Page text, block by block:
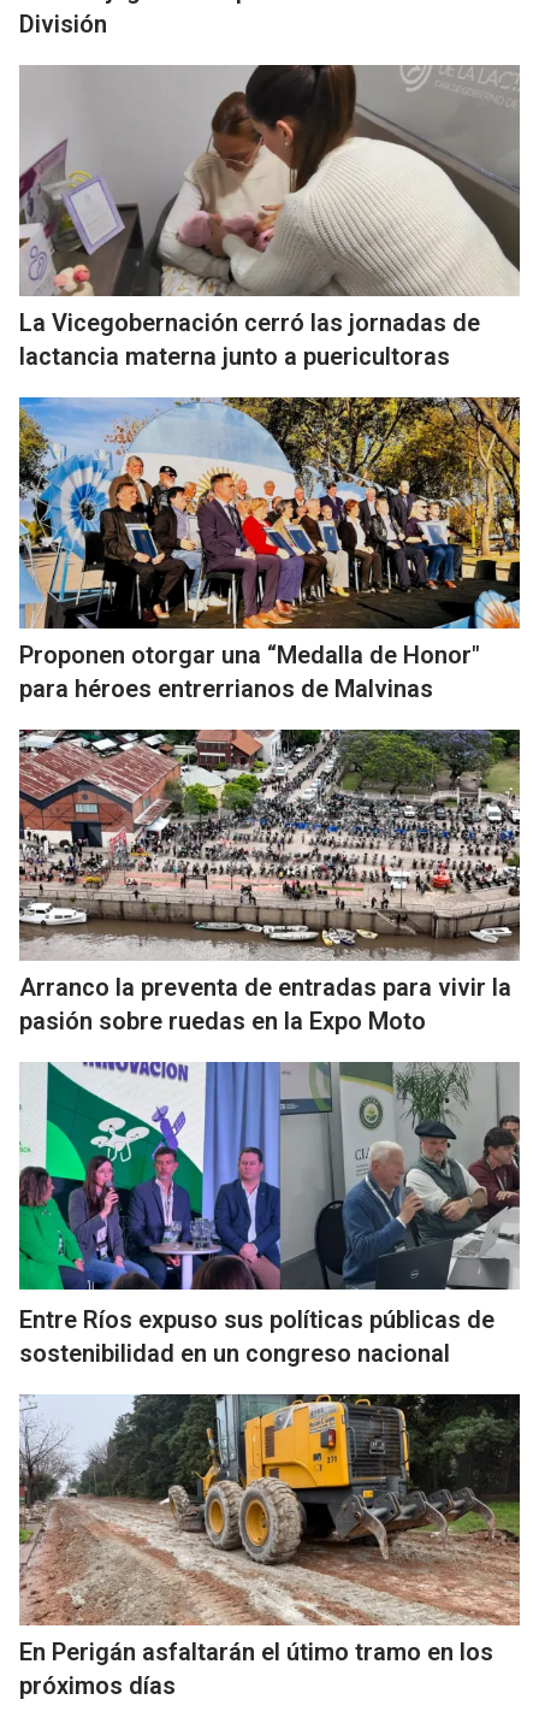
División
La Vicegobernación cerró las jornadas de
lactancia materna junto a puericultoras
Proponen otorgar una “Medalla de Honor"
para héroes entrerrianos de Malvinas
Arranco la preventa de entradas para vivir la
pasión sobre ruedas en la Expo Moto
Entre Ríos expuso sus políticas públicas de
sostenibilidad en un congreso nacional
En Perigán asfaltarán el útimo tramo en los
próximos días